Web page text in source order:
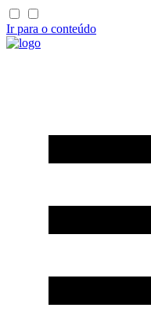
Ir para o conteúdo